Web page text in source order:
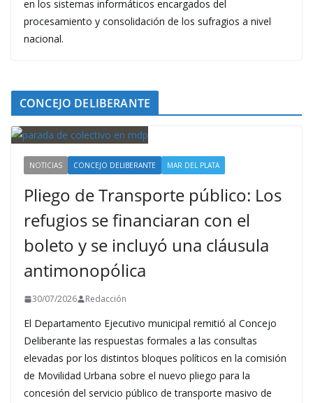
en los sistemas informáticos encargados del
procesamiento y consolidación de los sufragios a nivel
nacional.
CONCEJO DELIBERANTE
NOTICIAS CONCEJO DELIBERANTE MAR DEL PLATA
Pliego de Transporte público: Los
refugios se financiaran con el
boleto y se incluyó una cláusula
antimonopólica
30/07/2026 Redacción
El Departamento Ejecutivo municipal remitió al Concejo
Deliberante las respuestas formales a las consultas
elevadas por los distintos bloques políticos en la comisión
de Movilidad Urbana sobre el nuevo pliego para la
concesión del servicio público de transporte masivo de